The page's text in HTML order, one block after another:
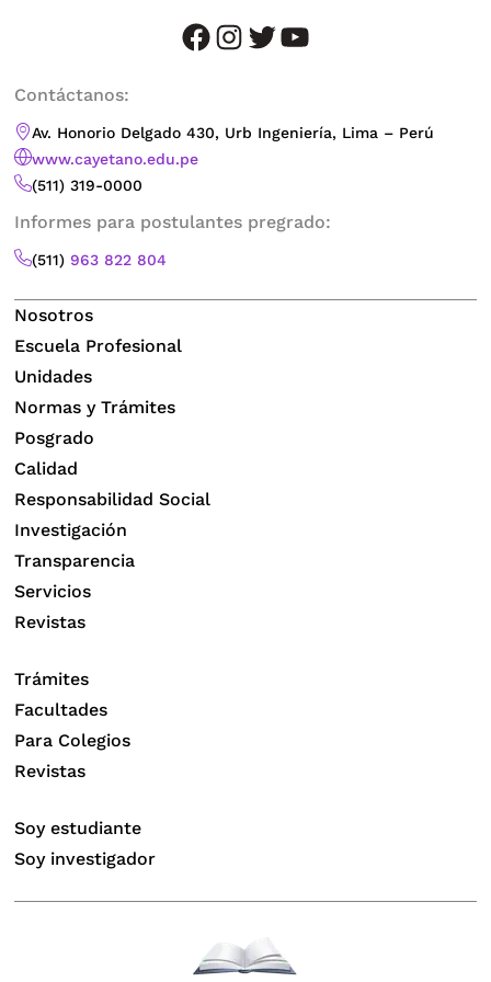
Diagnostico y tratamiento del asma severa en la
población pediátrica
Dr. Christian Rosas Salazar
Mechanical Ventilation
Dr. Martín Wakeham
Diagnosis of Venous Thromboembolism
Hipertensión pulmonar en Pediatría
Varón de 20 años con hemoptisis, nódulos
pulmonares y hepáticos.
Dr. Amador Carcelén Bustamante
07/07/2018
Paciente con tumoración esofágica y síndrome
consuntivo
Dr. Amador Carcelén Bustamante
14/07/2018
MUJER CON HEMOPTISIS MASIVA.
Dr. Amador Carcelén Bustamante
21/07/2018
facebook instagram twitter youtube
Contáctanos:
Av. Honorio Delgado 430, Urb Ingeniería, Lima – Perú
www.cayetano.edu.pe
(511) 319-0000
Informes para postulantes pregrado:
(511) 963 822 804
Nosotros
Escuela Profesional
Unidades
Normas y Trámites
Posgrado
Calidad
Responsabilidad Social
Investigación
Transparencia
Servicios
Revistas
Trámites
Facultades
Para Colegios
Revistas
Soy estudiante
Soy investigador